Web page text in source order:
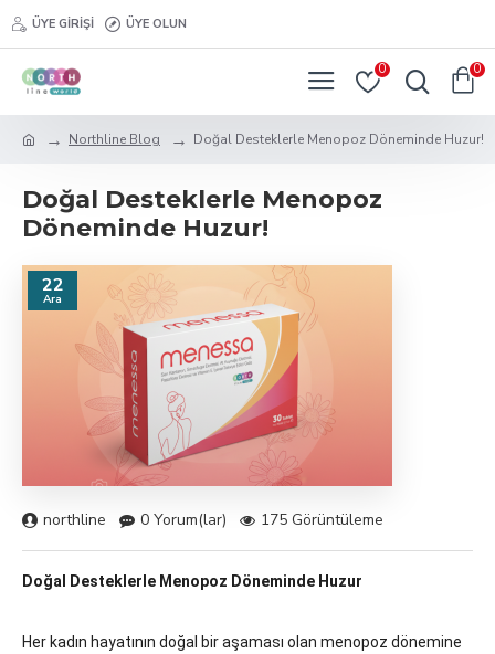
ÜYE GIRIŞI ÜYE OLUN
0 0
Northline Blog Doğal Desteklerle Menopoz Döneminde Huzur!
Doğal Desteklerle Menopoz
Döneminde Huzur!
22
Ara
northline 0 Yorum(lar) 175 Görüntüleme
Doğal Desteklerle Menopoz Döneminde Huzur
Her kadın hayatının doğal bir aşaması olan menopoz dönemine